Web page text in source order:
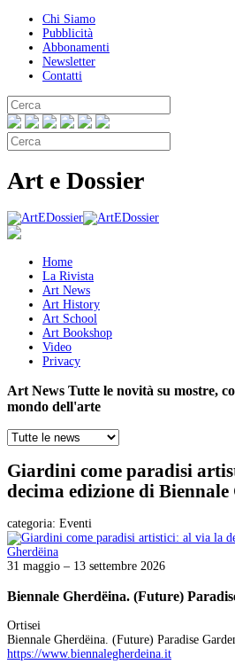
Chi Siamo
Pubblicità
Abbonamenti
Newsletter
Contatti
Art e Dossier
Home
La Rivista
Art News
Art History
Art School
Art Bookshop
Video
Privacy
Art News Tutte le novità su mostre,
mondo dell'arte
Giardini come paradisi
decima edizione di Biennale
categoria: Eventi
31 maggio – 13 settembre 2026
Biennale Gherdëina. (Future)
Ortisei
Biennale Gherdëina. (Future) Paradise
https://www.biennalegherdeina.it